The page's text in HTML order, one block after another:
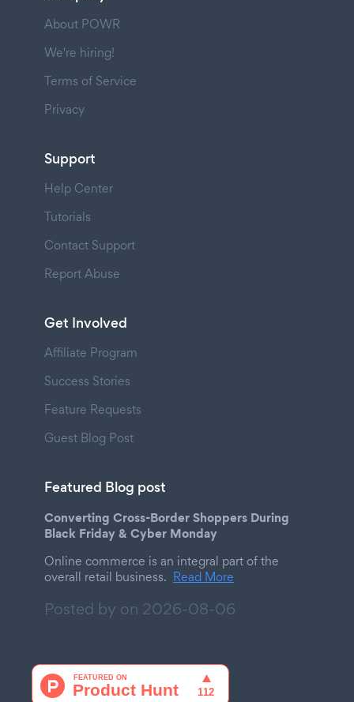
About POWR
We're hiring!
Terms of Service
Privacy
Support
Help Center
Tutorials
Contact Support
Report Abuse
Get Involved
Affiliate Program
Success Stories
Feature Requests
Guest Blog Post
Featured Blog post
Converting Cross-Border Shoppers During
Black Friday & Cyber Monday
Online commerce is an integral part of the
overall retail business. Read More
Posted by on 2026-08-06